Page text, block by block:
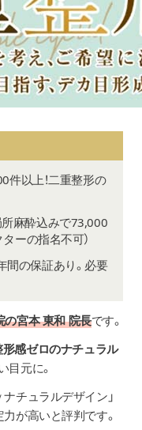
件以上！二重整形の
所麻酔込みで73,000
ターの指名不可）
間の保証あり。必要
の宮本 東和院長です。
形感ゼロのナチュラル
目元に。
チュラルデザイン」
が高いと評判です。